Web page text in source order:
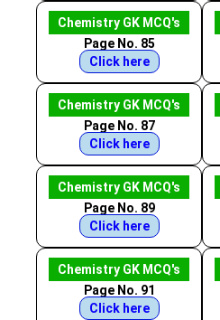
Chemistry GK MCQ's
Page No. 85
Click here
Chemistry GK MCQ's
Page No. 87
Click here
Chemistry GK MCQ's
Page No. 89
Click here
Chemistry GK MCQ's
Page No. 91
Click here